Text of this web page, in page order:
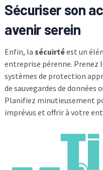
Sécuriser son
avenir serein
Enfin, la sécuirtéest un
entreprise pérenne. Prenez
systèmes de protection
de sauvegardes de données
Planifiez minutieusement
imprévus et offrir à votre